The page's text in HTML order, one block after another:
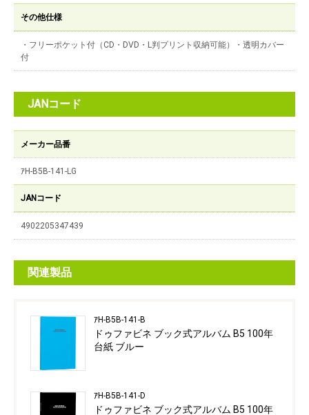
その他仕様
・フリーポケット付（CD・DVD・L判プリント収納可能）・透明カバー
付
JANコード
メーカー品番
ｱH-B5B-141-LG
JANコード
4902205347439
関連製品
ｱH-B5B-141-B
ドゥファビネ ブック式アルバム B5 100年
台紙 ブルー
ｱH-B5B-141-D
ドゥファビネ ブック式アルバム B5 100年